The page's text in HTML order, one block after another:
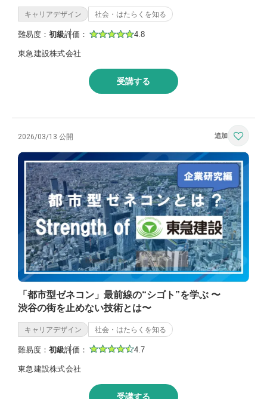
キャリアデザイン 社会・はたらくを知る
難易度： 初級評価： 4.8
東急建設株式会社
受講する
2026/03/13 公開
「都市型ゼネコン」最前線の“シゴト”を学ぶ 〜
渋谷の街を止めない技術とは〜
キャリアデザイン 社会・はたらくを知る
難易度： 初級評価： 4.7
東急建設株式会社
受講する